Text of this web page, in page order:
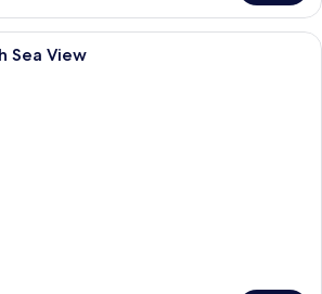
Safe på rommet, skrivebord,
Sea View